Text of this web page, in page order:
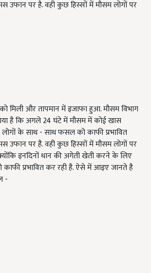
पर है. वही कुछ हिस्सों में मौसम लोगों पर
मिली और तापमान में इजाफा हुआ. मौसम विभाग
है कि अगले 24 घंटे में मौसम में कोई खास
के साथ - साथ फसल को काफी प्रभावित
पर है. वही कुछ हिस्सों में मौसम लोगों पर
इनदिनों धान की अगेती खेती करने के लिए
प्रभावित कर रही है. ऐसे में आइए जानते है
-